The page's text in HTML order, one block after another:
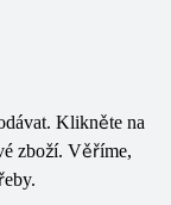
Klikněte na
zboží. Věříme,